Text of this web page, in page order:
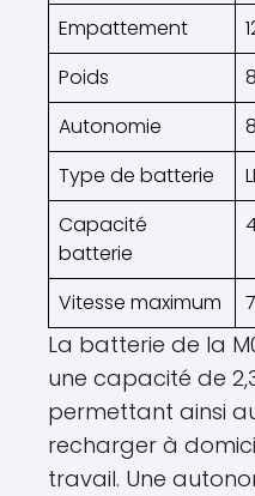
Empattement
Poids
Autonomie
Type de batterie
Capacité
batterie
Vitesse maximum
La batterie de la
une capacité de
permettant ainsi
recharger à
travail. Une